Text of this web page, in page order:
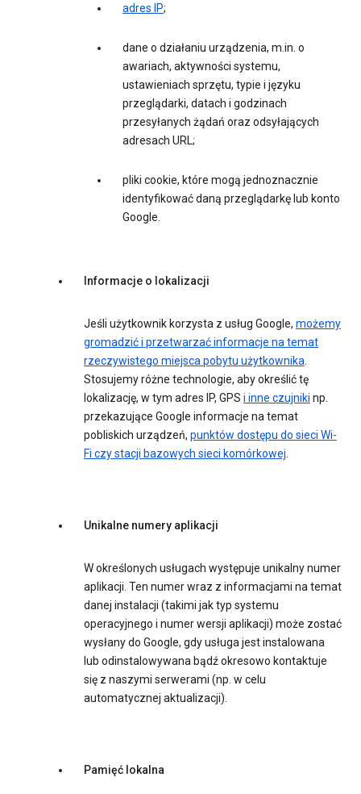
adres IP;
dane o działaniu urządzenia, m.in. o
awariach, aktywności systemu,
ustawieniach sprzętu, typie i języku
przeglądarki, datach i godzinach
przesyłanych żądań oraz odsyłających
adresach URL;
pliki cookie, które mogą jednoznacznie
identyfikować daną przeglądarkę lub konto
Google.
Informacje o lokalizacji
Jeśli użytkownik korzysta z usług Google, możemy
gromadzić i przetwarzać informacje na temat
rzeczywistego miejsca pobytu użytkownika.
Stosujemy różne technologie, aby określić tę
lokalizację, w tym adres IP, GPS i inne czujniki np.
przekazujące Google informacje na temat
pobliskich urządzeń, punktów dostępu do sieci Wi-
Fi czy stacji bazowych sieci komórkowej.
Unikalne numery aplikacji
W określonych usługach występuje unikalny numer
aplikacji. Ten numer wraz z informacjami na temat
danej instalacji (takimi jak typ systemu
operacyjnego i numer wersji aplikacji) może zostać
wysłany do Google, gdy usługa jest instalowana
lub odinstalowywana bądź okresowo kontaktuje
się z naszymi serwerami (np. w celu
automatycznej aktualizacji).
Pamięć lokalna